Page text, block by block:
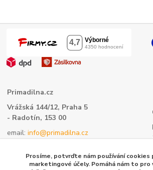
Primadilna.cz
Vrážská 144/12, Praha 5
- Radotín, 153 00
email:info@primadilna.cz
- všeobecné informace
Prosíme, potvrďte nám používání cookies
marketingové účely. Pomáhá nám to pro